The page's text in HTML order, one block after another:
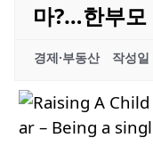
마?…한부모
경제·부동산 작성일